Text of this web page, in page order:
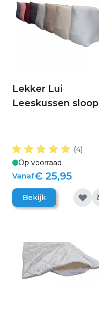
Lekker Lui
Leeskussen sloop
(4)
Op voorraad
Vanaf€ 25,95
Bekijk